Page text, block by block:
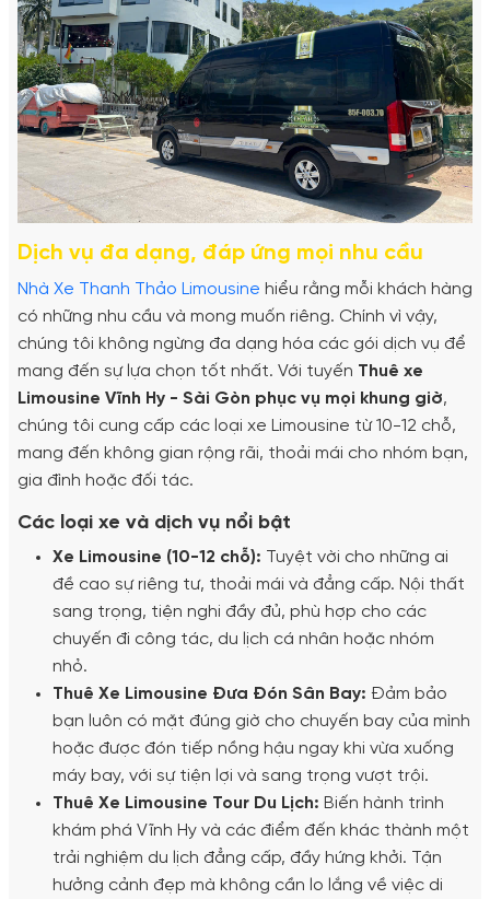
Dịch vụ đa dạng, đáp ứng mọi nhu cầu
Nhà Xe Thanh Thảo Limousine hiểu rằng mỗi khách hàng
có những nhu cầu và mong muốn riêng. Chính vì vậy,
chúng tôi không ngừng đa dạng hóa các gói dịch vụ để
mang đến sự lựa chọn tốt nhất. Với tuyến Thuê xe
Limousine Vĩnh Hy - Sài Gòn phục vụ mọi khung giờ,
chúng tôi cung cấp các loại xe Limousine từ 10-12 chỗ,
mang đến không gian rộng rãi, thoải mái cho nhóm bạn,
gia đình hoặc đối tác.
Các loại xe và dịch vụ nổi bật
Xe Limousine (10-12 chỗ): Tuyệt vời cho những ai
đề cao sự riêng tư, thoải mái và đẳng cấp. Nội thất
sang trọng, tiện nghi đầy đủ, phù hợp cho các
chuyến đi công tác, du lịch cá nhân hoặc nhóm
nhỏ.
Thuê Xe Limousine Đưa Đón Sân Bay: Đảm bảo
bạn luôn có mặt đúng giờ cho chuyến bay của mình
hoặc được đón tiếp nồng hậu ngay khi vừa xuống
máy bay, với sự tiện lợi và sang trọng vượt trội.
Thuê Xe Limousine Tour Du Lịch: Biến hành trình
khám phá Vĩnh Hy và các điểm đến khác thành một
trải nghiệm du lịch đẳng cấp, đầy hứng khởi. Tận
hưởng cảnh đẹp mà không cần lo lắng về việc di